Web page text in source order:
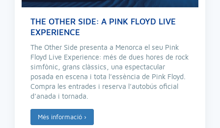
THE OTHER SIDE: A PINK FLOYD LIVE
EXPERIENCE
The Other Side presenta a Menorca el seu Pink
Floyd Live Experience: més de dues hores de rock
simfònic, grans clàssics, una espectacular
posada en escena i tota l’essència de Pink Floyd.
Compra les entrades i reserva l’autobús oficial
d’anada i tornada.
Més informació ›